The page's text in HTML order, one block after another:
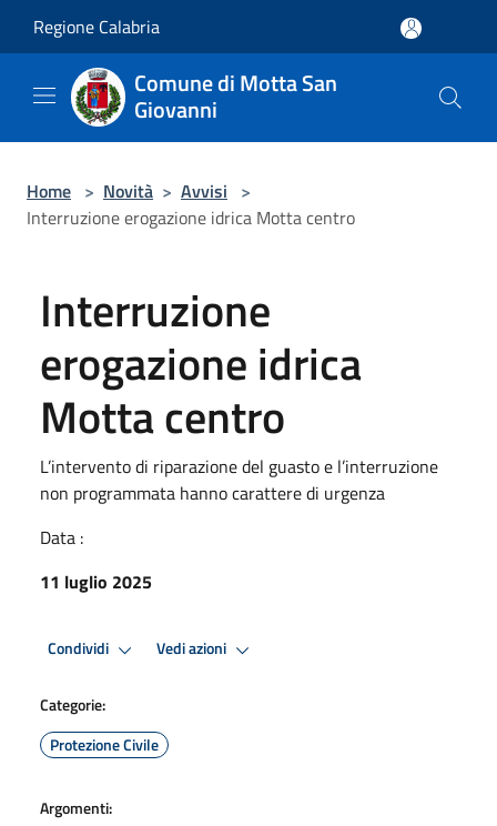
Regione Calabria
Comune di Motta San
Giovanni
Home > Novità > Avvisi >
Interruzione erogazione idrica Motta centro
Interruzione
erogazione idrica
Motta centro
L’intervento di riparazione del guasto e l’interruzione
non programmata hanno carattere di urgenza
Data :
11 luglio 2025
Condividi Vedi azioni
Categorie:
Protezione Civile
Argomenti: